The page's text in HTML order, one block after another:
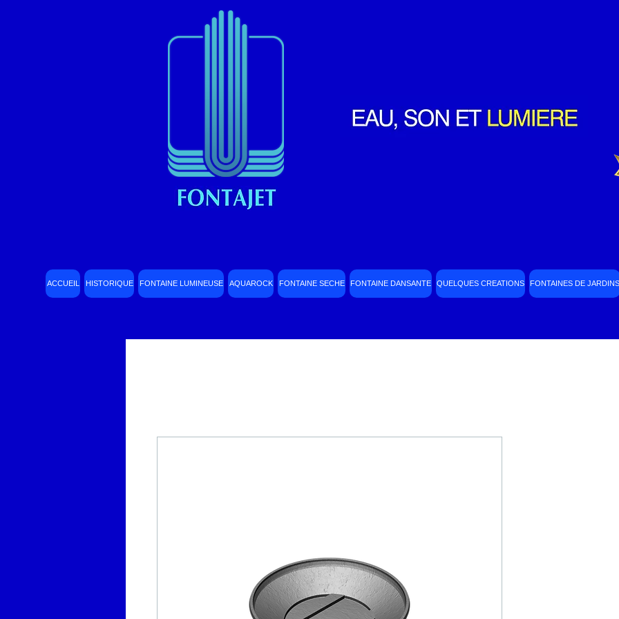
ACCUEIL HISTORIQUE FONTAINE LUMINEUSE AQUAROCK FONTAINE SECHE FONTAINE DANSANTE QUELQUES CREATIONS FONTAINES DE JARDINS